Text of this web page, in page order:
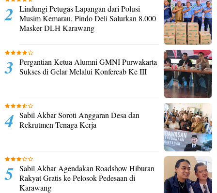
Lindungi Petugas Lapangan dari Polusi
Musim Kemarau, Pindo Deli Salurkan 8.000
Masker DLH Karawang
Pergantian Ketua Alumni GMNI Purwakarta
Sukses di Gelar Melalui Konfercab Ke III
Sabil Akbar Soroti Anggaran Desa dan
Rekrutmen Tenaga Kerja
Sabil Akbar Agendakan Roadshow Hiburan
Rakyat Gratis ke Pelosok Pedesaan di
Karawang